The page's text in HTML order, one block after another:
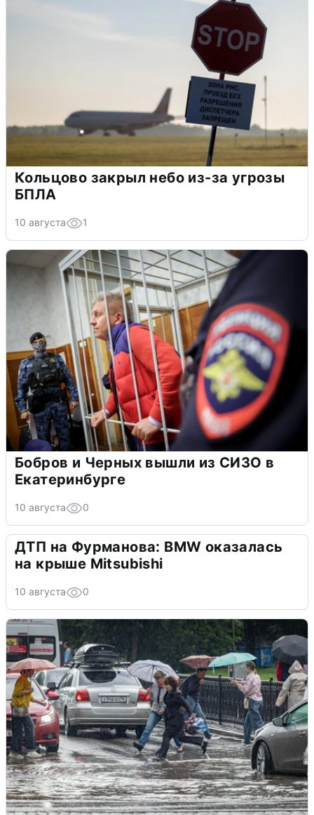
Кольцово закрыл небо из-за угрозы
БПЛА
10 августа 1
Бобров и Черных вышли из СИЗО в
Екатеринбурге
10 августа 0
ДТП на Фурманова: BMW оказалась
на крыше Mitsubishi
10 августа 0